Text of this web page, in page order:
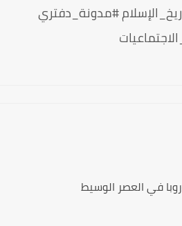
#مدونة_دفتري
في العصر الوسيط